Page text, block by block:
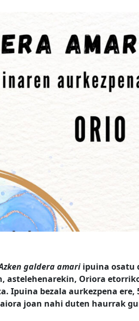
galdera amari ipuina osatu
astelehenarekin, Oriora
Ipuina bezala aurkezpena
joan nahi duten haurrak